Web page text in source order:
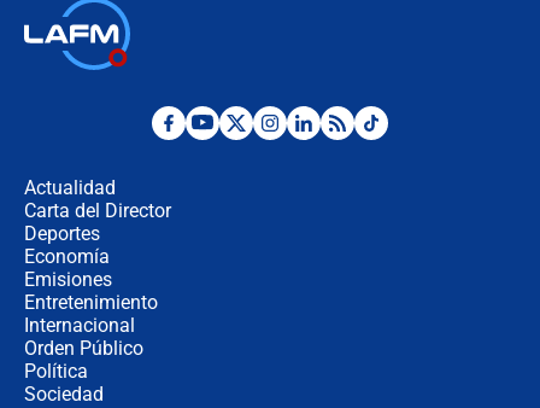
Álvaro Uribe asistirá a la posesión y
Actualidad
Carta del Director
Deportes
Economía
Emisiones
Entretenimiento
Internacional
Orden Público
Política
Sociedad